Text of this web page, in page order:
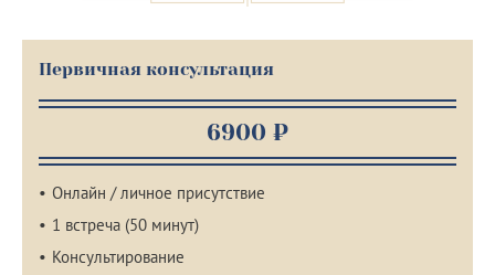
Первичная консультация
6900 ₽
Онлайн / личное присутствие
1 встреча (50 минут)
Консультирование